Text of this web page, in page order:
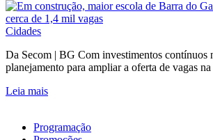
Cidades
Da Secom | BG Com investimentos contínuos
planejamento para ampliar a oferta de vagas
Leia mais
Programação